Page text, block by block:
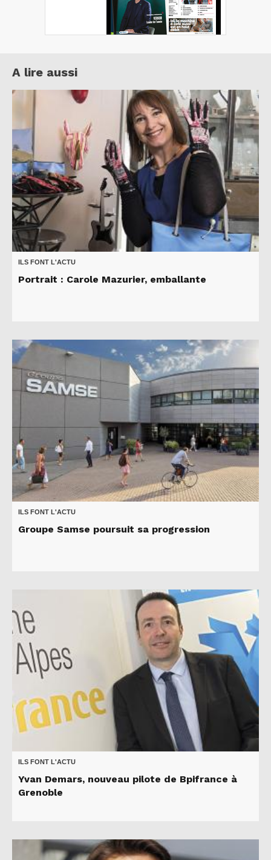
A lire aussi
ILS FONT L'ACTU
Portrait : Carole Mazurier, emballante
ILS FONT L'ACTU
Groupe Samse poursuit sa progression
ILS FONT L'ACTU
Yvan Demars, nouveau pilote de Bpifrance à
Grenoble